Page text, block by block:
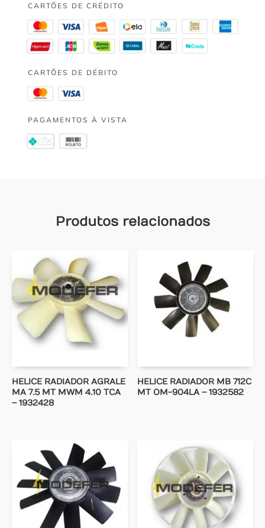
CARTÕES DE CRÉDITO
CARTÕES DE DÉBITO
PAGAMENTOS À VISTA
Produtos relacionados
HELICE RADIADOR AGRALE
MA 7.5 MT MWM 4.10 TCA
– 1932428
HELICE RADIADOR MB 712C
MT OM-904LA – 1932582